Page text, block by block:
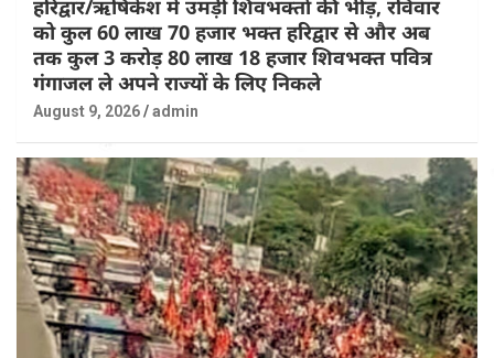
हरिद्वार/ऋषिकेश में उमड़ी शिवभक्तों की भीड़, रविवार
को कुल 60 लाख 70 हजार भक्त हरिद्वार से और अब
तक कुल 3 करोड़ 80 लाख 18 हजार शिवभक्त पवित्र
गंगाजल ले अपने राज्यों के लिए निकले
August 9, 2026 admin